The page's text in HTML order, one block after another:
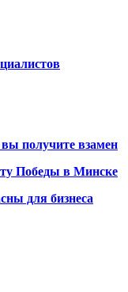
получите взамен
Победы в Минске
для бизнеса